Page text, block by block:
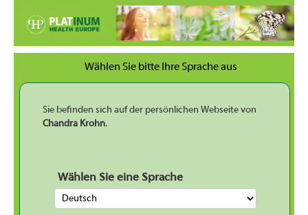
Wählen Sie bitte Ihre Sprache aus
Sie befinden sich auf der persönlichen Webseite von
Chandra Krohn.
Wählen Sie eine Sprache